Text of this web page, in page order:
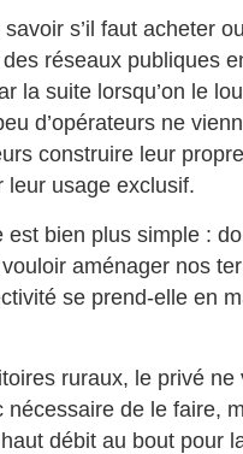
s’il faut acheter
réseaux publiques
la suite lorsqu’on le
d’opérateurs ne
construire leur
leur usage exclusif.
est bien plus simple :
aménager nos
se prend-elle en
ruraux, le privé ne
nécessaire de le faire,
débit au bout pour